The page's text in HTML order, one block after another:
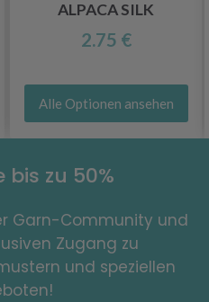
ALPACA SILK
2.75 €
Alle Optionen ansehen
bis zu 50%
Garn-Community und
Zugang zu
und speziellen